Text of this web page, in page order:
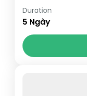
Hành trình
nhiều địa
Nhơn, Bình
Bình Định,Đà
Duration
5 Ngày